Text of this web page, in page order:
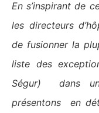
En s’inspirant de
les directeurs
de fusionner la
liste des
Ségur) dans
présentons en